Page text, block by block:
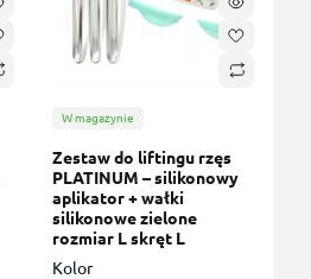
W magazynie
Zestaw do liftingu rzęs
PLATINUM – silikonowy
aplikator + wałki
silikonowe zielone
rozmiar L skręt L
Kolor